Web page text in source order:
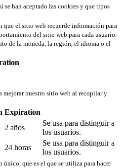
se han aceptado las cookies y que tipos
que el sitio web recuerde información para
del sitio web para cada usuario.
de la moneda, la región, el idioma o el
mejorar nuestro sitio web al recopilar y
Expiration
2 años
Se usa para distinguir a
los usuarios.
24 horas
Se usa para distinguir a
los usuarios.
que es el que se utiliza para hacer